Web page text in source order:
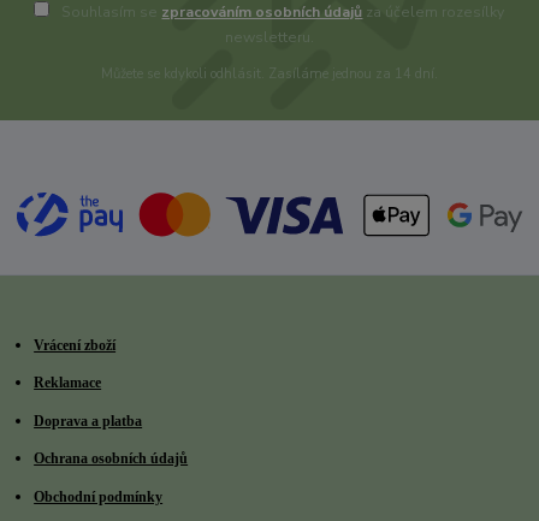
Souhlasím se zpracováním osobních údajů za účelem rozesílky
newsletteru.
Můžete se kdykoli odhlásit. Zasíláme jednou za 14 dní.
Vrácení zboží
Reklamace
Doprava a platba
Ochrana osobních údajů
Obchodní podmínky